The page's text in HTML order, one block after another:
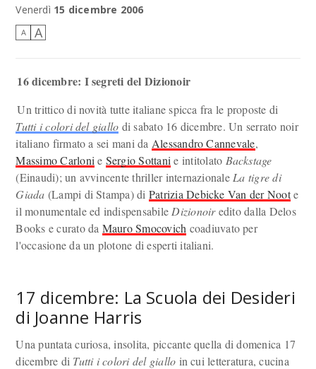
Venerdì 15 dicembre 2006
A A
16 dicembre: I segreti del Dizionoir
Un trittico di novità tutte italiane spicca fra le proposte di
Tutti i colori del giallo di sabato 16 dicembre. Un serrato noir
italiano firmato a sei mani da Alessandro Cannevale,
Massimo Carloni e Sergio Sottani e intitolato Backstage
(Einaudi); un avvincente thriller internazionale La tigre di
Giada (Lampi di Stampa) di Patrizia Debicke Van der Noote
il monumentale ed indispensabile Dizionoiredito dalla Delos
Books e curato da Mauro Smocovich coadiuvato per
l'occasione da un plotone di esperti italiani.
17 dicembre: La Scuola dei Desideri
di Joanne Harris
Una puntata curiosa, insolita, piccante quella di domenica 17
dicembre di Tutti i colori del giallo in cui letteratura, cucina